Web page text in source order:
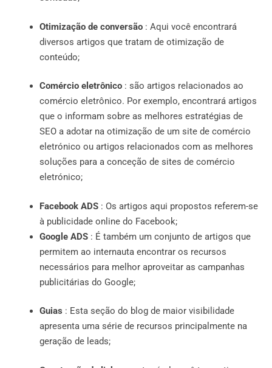
Otimização de conversão : Aqui você encontrará
diversos artigos que tratam de otimização de
conteúdo;
Comércio eletrônico : são artigos relacionados ao
comércio eletrônico. Por exemplo, encontrará artigos
que o informam sobre as melhores estratégias de
SEO a adotar na otimização de um site de comércio
eletrónico ou artigos relacionados com as melhores
soluções para a conceção de sites de comércio
eletrónico;
Facebook ADS : Os artigos aqui propostos referem-se
à publicidade online do Facebook;
Google ADS : É também um conjunto de artigos que
permitem ao internauta encontrar os recursos
necessários para melhor aproveitar as campanhas
publicitárias do Google;
Guias : Esta seção do blog de maior visibilidade
apresenta uma série de recursos principalmente na
geração de leads;